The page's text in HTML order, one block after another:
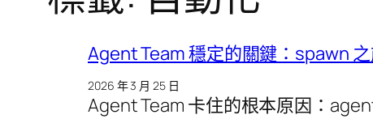
Agent Team 穩定的關鍵：spawn
2026 年 3 月 25 日
Agent Team 卡住的根本原因：